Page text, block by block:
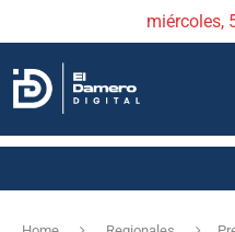
miércoles,